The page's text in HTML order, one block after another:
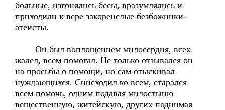
больные, изгонялись бесы, вразумлялись и
приходили к вере закоренелые безбожники-
атеисты.
Он был воплощением милосердия, всех
жалел, всем помогал. Не только отзывался он
на просьбы о помощи, но сам отыскивал
нуждающихся. Снисходил ко всем, старался
всем помочь, одним подавая милостыню
вещественную, житейскую, других поднимая